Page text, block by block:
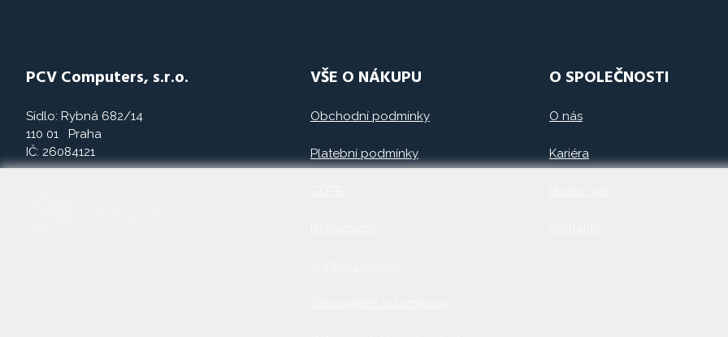
PCV Computers, s.r.o.
Sídlo: Rybná 682/14
110 01 Praha
IČ: 26084121
VŠE O NÁKUPU
Obchodní podmínky
Platební podmínky
O SPOLEČNOSTI
O nás
Kariéra